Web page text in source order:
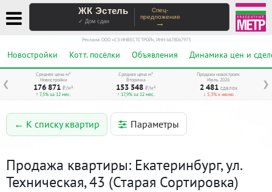
ЖК Эстель
✓ Дом сдан
Спец-
предложение
→
Реклама. ООО «СЗ ИНВЕСТСТРОЙ», ИНН 6678067973
Новостройки Котт. посёлки Объявления Динамика цен и
❮ ❯
Средняя цена м²
Новостройки
176 871 ₽/м²
↑ 7,5% за 12 мес.
Средняя цена м²
Вторичка
153 548 ₽/м²
↑ 17,9% за 12 мес.
Продажи новостроек
Июль 2026
2 481 сделок
↓ 5,3% к июню
← К списку квартир Параметры
Продажа квартиры: Екатеринбург, ул.
Техническая, 43 (Старая Сортировка)